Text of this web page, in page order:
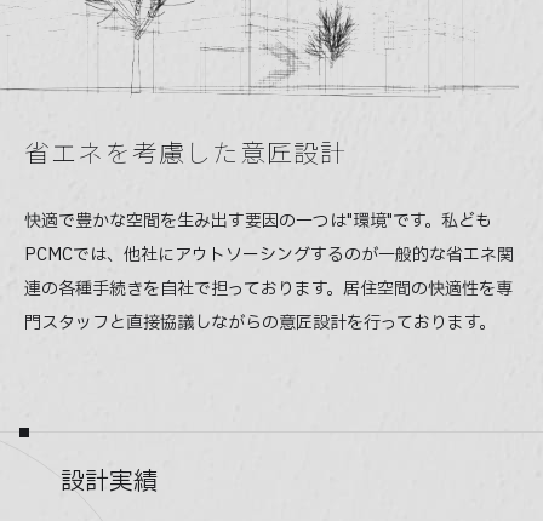
省エネを考慮した意匠設計
快適で豊かな空間を生み出す要因の一つは"環境"です。私ども
PCMCでは、他社にアウトソーシングするのが一般的な省エネ関
連の各種手続きを自社で担っております。居住空間の快適性を専
門スタッフと直接協議しながらの意匠設計を行っております。
設計実績